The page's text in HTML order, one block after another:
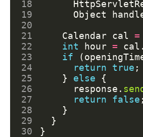
18
19
Object
20
21
Calendar cal =
22
int hour = cal .
23
if (
24
return true ;
25
} else
{
26
response .
27
return false ;
28
}
29
}
30
}